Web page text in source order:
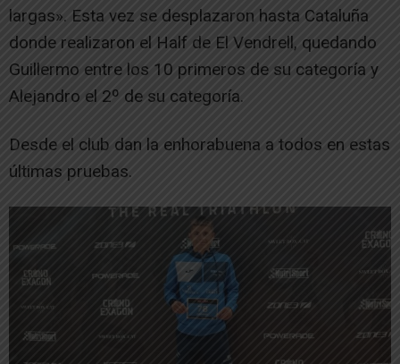
largas». Esta vez se desplazaron hasta Cataluña
donde realizaron el Half de El Vendrell, quedando
Guillermo entre los 10 primeros de su categoría y
Alejandro el 2º de su categoría.
Desde el club dan la enhorabuena a todos en estas
últimas pruebas.